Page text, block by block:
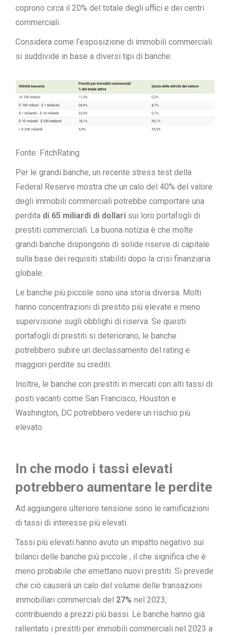
coprono circa il 20% del totale degli uffici e dei centri
commerciali.
Considera come l’esposizione di immobili commerciali
si suddivide in base a diversi tipi di banche:
Fonte: FitchRating
Per le grandi banche, un recente stress test della
Federal Reserve mostra che un calo del 40% del valore
degli immobili commerciali potrebbe comportare una
perdita di 65 miliardi di dollari sui loro portafogli di
prestiti commerciali. La buona notizia è che molte
grandi banche dispongono di solide riserve di capitale
sulla base dei requisiti stabiliti dopo la crisi finanziaria
globale.
Le banche più piccole sono una storia diversa. Molti
hanno concentrazioni di prestito più elevate e meno
supervisione sugli obblighi di riserva. Se questi
portafogli di prestiti si deteriorano, le banche
potrebbero subire un declassamento del rating e
maggiori perdite su crediti.
Inoltre, le banche con prestiti in mercati con alti tassi di
posti vacanti come San Francisco, Houston e
Washington, DC potrebbero vedere un rischio più
elevato.
In che modo i tassi elevati
potrebbero aumentare le perdite
Ad aggiungere ulteriore tensione sono le ramificazioni
di tassi di interesse più elevati.
Tassi più elevati hanno avuto un impatto negativo sui
bilanci delle banche più piccole , il che significa che è
meno probabile che emettano nuovi prestiti. Si prevede
che ciò causerà un calo del volume delle transazioni
immobiliari commerciali del 27% nel 2023,
contribuendo a prezzi più bassi. Le banche hanno già
rallentato i prestiti per immobili commerciali nel 2023 a